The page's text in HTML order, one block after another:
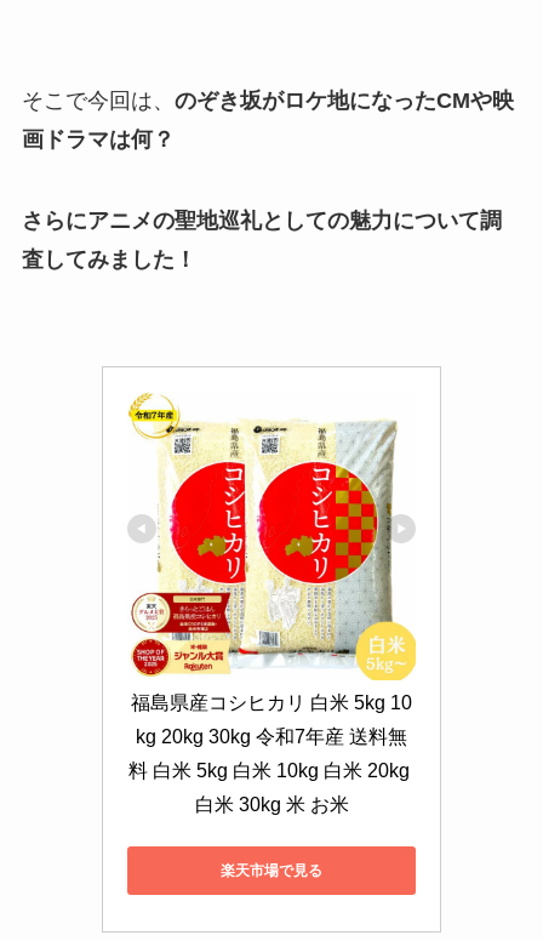
そこで今回は、 のぞき坂がロケ地になったCMや映
画ドラマは何？
さらにアニメの聖地巡礼としての魅力について調
査してみました！
福島県産コシヒカリ 白米 5kg 10
kg 20kg 30kg 令和7年産 送料無
料 白米 5kg 白米 10kg 白米 20kg
白米 30kg 米 お米
楽天市場で見る